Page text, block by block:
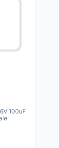
100uF